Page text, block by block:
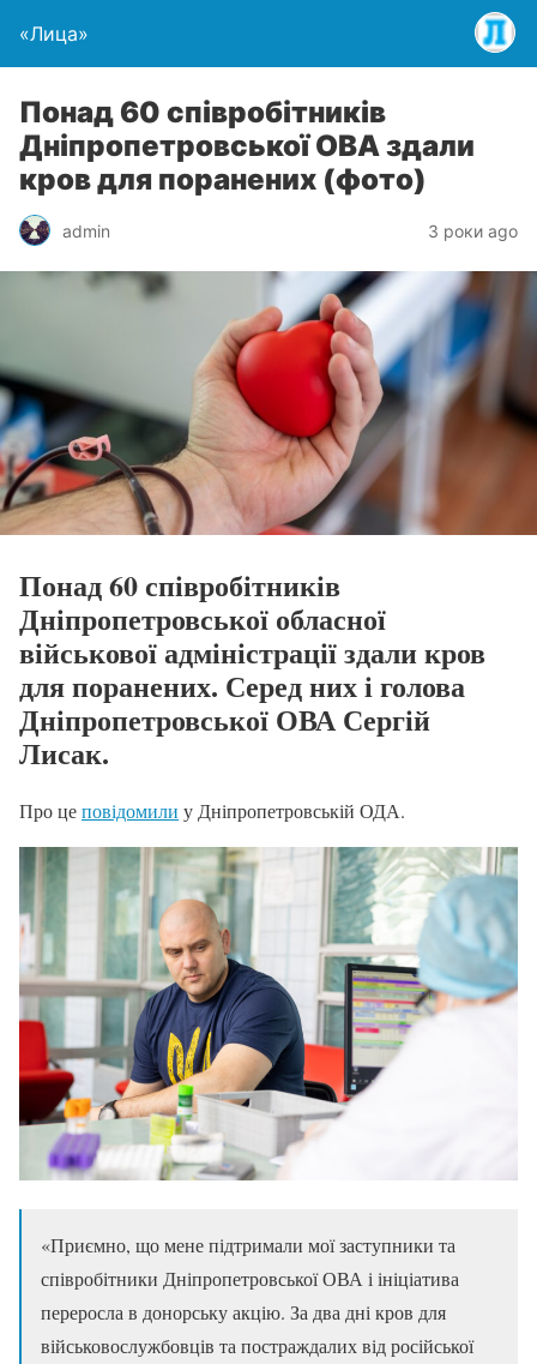
«Лица»
Понад 60 співробітників
Дніпропетровської ОВА здали
кров для поранених (фото)
admin 3 роки ago
Понад 60 співробітників
Дніпропетровської обласної
військової адміністрації здали кров
для поранених. Серед них і голова
Дніпропетровської ОВА Сергій
Лисак.
Про цеповідомили у Дніпропетровській ОДА.
«Приємно, що мене підтримали мої заступники та
співробітники Дніпропетровської ОВА і ініціатива
переросла в донорську акцію. За два дні кров для
військовослужбовців та постраждалих від російської